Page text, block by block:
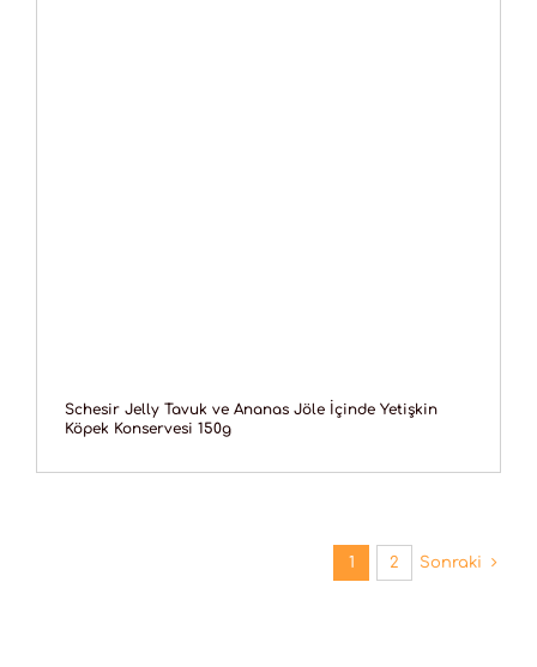
Schesir Jelly Tavuk ve Ananas Jöle İçinde Yetişkin
Köpek Konservesi 150g
1 2 Sonraki